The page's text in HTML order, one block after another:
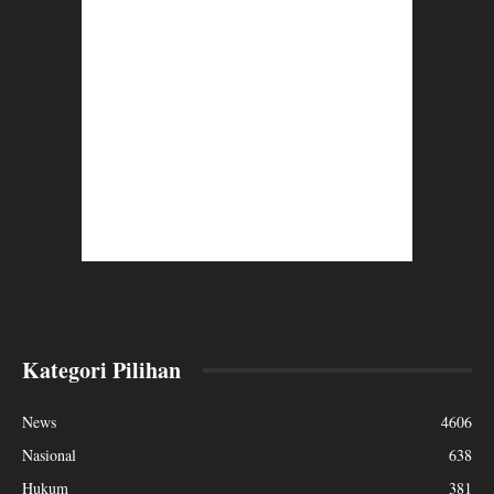
Kategori Pilihan
News
4606
Nasional
638
Hukum
381